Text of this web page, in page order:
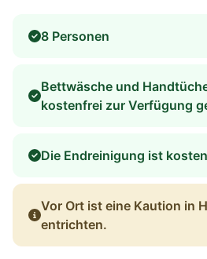
8 Personen
Bettwäsche und
kostenfrei zur Verfügung
Die Endreinigung ist
Vor Ort ist eine Kaution in
entrichten.